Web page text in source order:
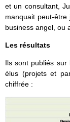
et un consultant,
manquait peut-être
business angel, ou
Les résultats
Ils sont publiés
élus (projets et
chiffrée :